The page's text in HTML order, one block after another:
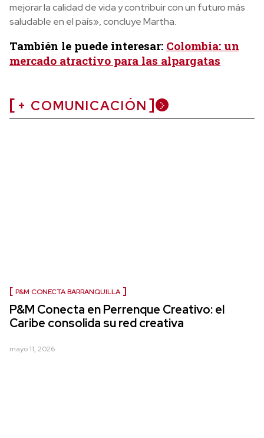
mejorar la calidad de vida y contribuir con un futuro más
saludable en el país», concluye Martha.
También le puede interesar: Colombia: un
mercado atractivo para las alpargatas
+ COMUNICACIÓN
P&M CONECTA BARRANQUILLA
P&M Conecta en Perrenque Creativo: el
Caribe consolida su red creativa
mayo 11, 2026